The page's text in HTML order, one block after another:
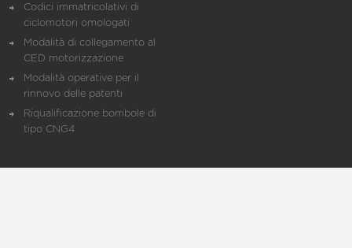
Codici immatricolativi di
ciclomotori omologati
Modalità di collegamento al
CED motorizzazione
Modalità operative per il
rinnovo delle patenti
Riqualificazione bombole di
tipo CNG4